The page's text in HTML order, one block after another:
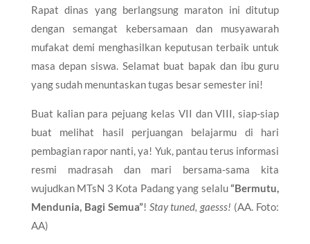
Rapat dinas yang berlangsung maraton ini ditutup
dengan semangat kebersamaan dan musyawarah
mufakat demi menghasilkan keputusan terbaik untuk
masa depan siswa. Selamat buat bapak dan ibu guru
yang sudah menuntaskan tugas besar semester ini!
Buat kalian para pejuang kelas VII dan VIII, siap-siap
buat melihat hasil perjuangan belajarmu di hari
pembagian rapor nanti, ya! Yuk, pantau terus informasi
resmi madrasah dan mari bersama-sama kita
wujudkan MTsN 3 Kota Padang yang selalu“Bermutu,
Mendunia, Bagi Semua”! Stay tuned, gaesss! (AA. Foto:
AA)